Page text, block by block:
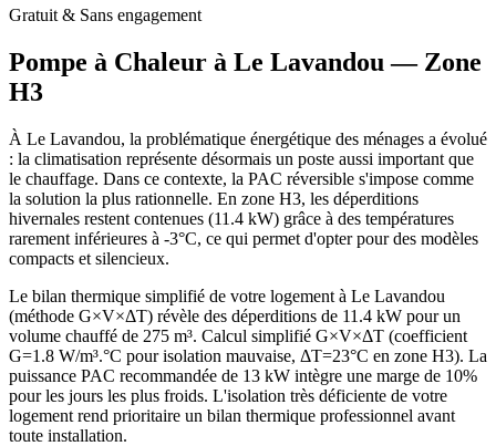
Gratuit & Sans engagement
Pompe à Chaleur à Le Lavandou — Zone
H3
À Le Lavandou, la problématique énergétique des ménages a évolué
: la climatisation représente désormais un poste aussi important que
le chauffage. Dans ce contexte, la PAC réversible s'impose comme
la solution la plus rationnelle. En zone H3, les déperditions
hivernales restent contenues (11.4 kW) grâce à des températures
rarement inférieures à -3°C, ce qui permet d'opter pour des modèles
compacts et silencieux.
Le bilan thermique simplifié de votre logement à Le Lavandou
(méthode G×V×ΔT) révèle des déperditions de 11.4 kW pour un
volume chauffé de 275 m³. Calcul simplifié G×V×ΔT (coefficient
G=1.8 W/m³.°C pour isolation mauvaise, ΔT=23°C en zone H3). La
puissance PAC recommandée de 13 kW intègre une marge de 10%
pour les jours les plus froids. L'isolation très déficiente de votre
logement rend prioritaire un bilan thermique professionnel avant
toute installation.